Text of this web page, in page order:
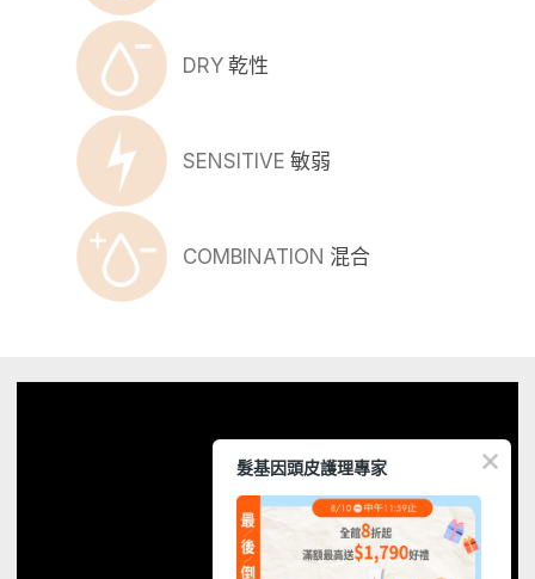
DRY 乾性
SENSITIVE 敏弱
COMBINATION 混合
髮基因頭皮護理專家